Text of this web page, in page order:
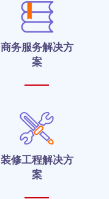
商务服务解决方
案
装修工程解决方
案